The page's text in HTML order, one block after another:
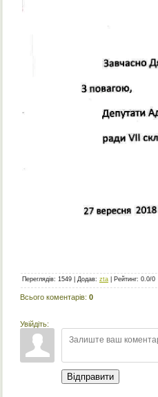
Переглядів: 1549 Додав: zta Рейтинг: 0.0/0
Всього коментарів: 0
Увійдіть:
Відправити